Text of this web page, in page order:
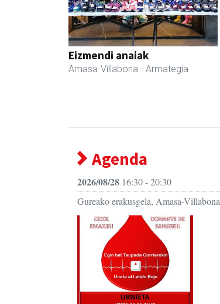
Eizmendi anaiak
Amasa-Villabona - Armategia
Agenda
2026/08/28 16:30 - 20:30
Gureako erakusgela, Amasa-Villabona